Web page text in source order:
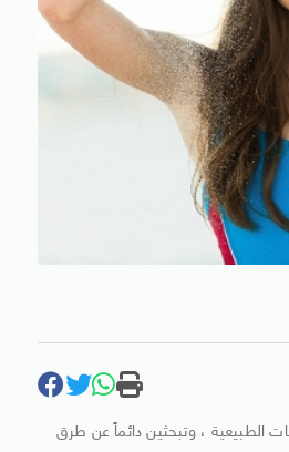
الطبيعية ، وتبحثين دائماً عن طرق